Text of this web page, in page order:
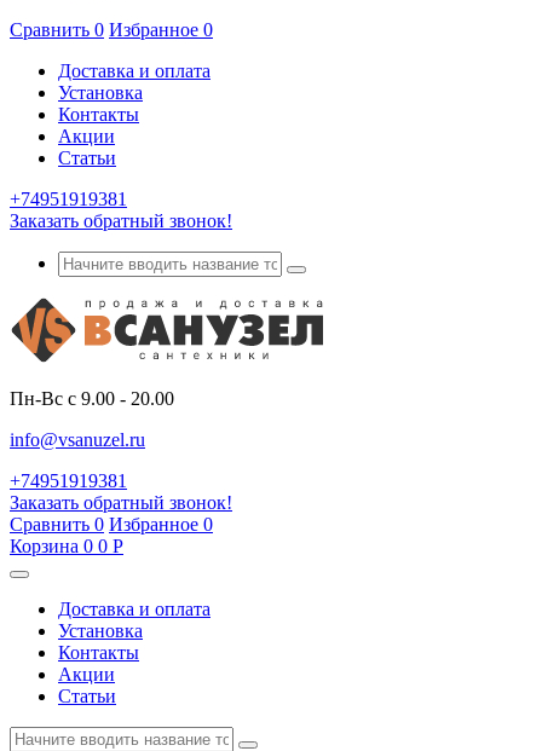
Сравнить 0 Избранное 0
Доставка и оплата
Установка
Контакты
Акции
Статьи
+74951919381
Заказать обратный звонок!
Пн-Вс с 9.00 - 20.00
info@vsanuzel.ru
+74951919381
Заказать обратный звонок!
Сравнить 0 Избранное 0
Корзина 0 0 Р
Доставка и оплата
Установка
Контакты
Акции
Статьи